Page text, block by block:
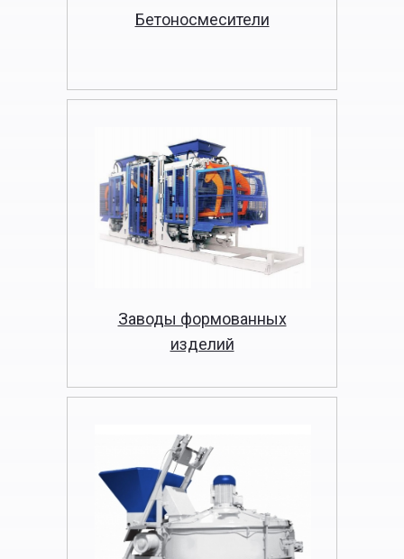
Бетоносмесители
Заводы формованных
изделий